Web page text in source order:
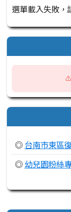
選單載入失敗，
⚠️
◎ 台南市東區
◎ 幼兒園粉絲